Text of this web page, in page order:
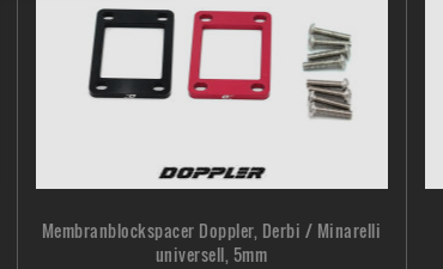
Membranblockspacer Doppler, Derbi / Minarelli
universell, 5mm